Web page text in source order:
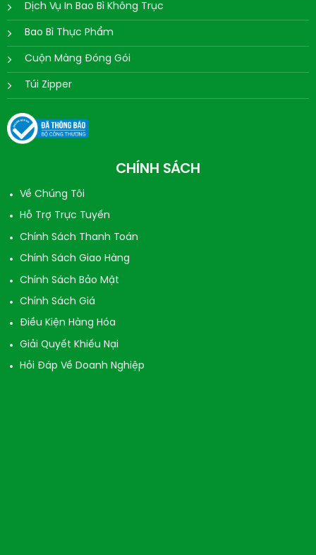
Dịch Vụ In Bao Bì Không Trục
Bao Bì Thực Phẩm
Cuộn Màng Đóng Gói
Túi Zipper
CHÍNH SÁCH
Về Chúng Tôi
Hỗ Trợ Trực Tuyến
Chính Sách Thanh Toán
Chính Sách Giao Hàng
Chính Sách Bảo Mật
Chính Sách Giá
Điều Kiện Hàng Hóa
Giải Quyết Khiếu Nại
Hỏi Đáp Về Doanh Nghiệp